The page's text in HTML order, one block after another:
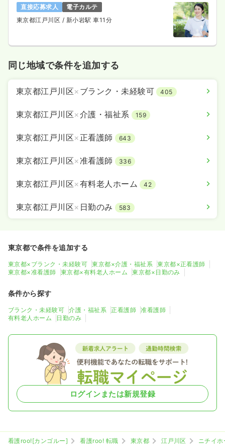
直接応募求人
電子カルテ
東京都江戸川区 / 新小岩駅 車11分
同じ地域で条件を追加する
東京都江戸川区× ブランク・未経験可 405
東京都江戸川区×介護・福祉系 159
東京都江戸川区× 正看護師 643
東京都江戸川区×准看護師 336
東京都江戸川区×有料老人ホーム 42
東京都江戸川区× 日勤のみ 583
東京都で条件を追加する
東京都×ブランク・未経験可 東京都×介護・福祉系
東京都×正看護師
東京都×准看護師
東京都×有料老人ホーム 東京都×日勤のみ
条件から探す
ブランク・未経験可 介護・福祉系 正看護師
准看護師
有料老人ホーム
日勤のみ
ログインまたは新規登録
看護roo![カンゴルー] 看護roo! 転職 東京都 江戸川区
ニチイ